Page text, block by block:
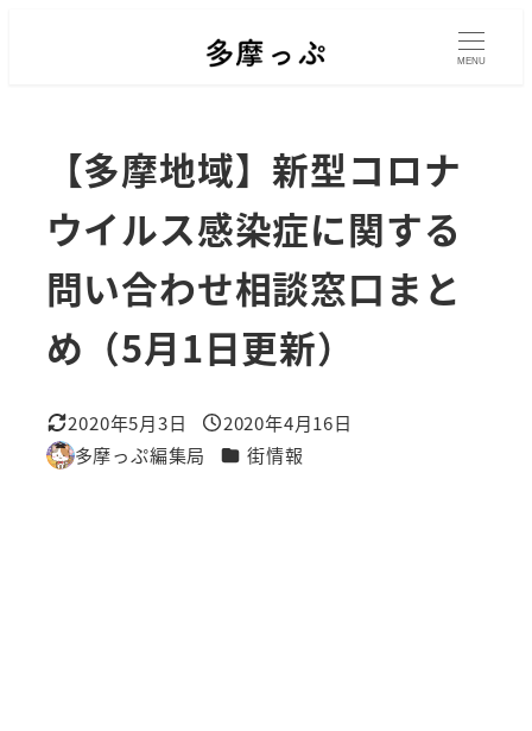
MENU
【多摩地域】新型コロナ
ウイルス感染症に関する
問い合わせ相談窓口まと
め（5月1日更新）
更新日
2020年5月3日
投稿日
2020年4月16日
著
多摩っぷ編集局 カテゴリー
街情報